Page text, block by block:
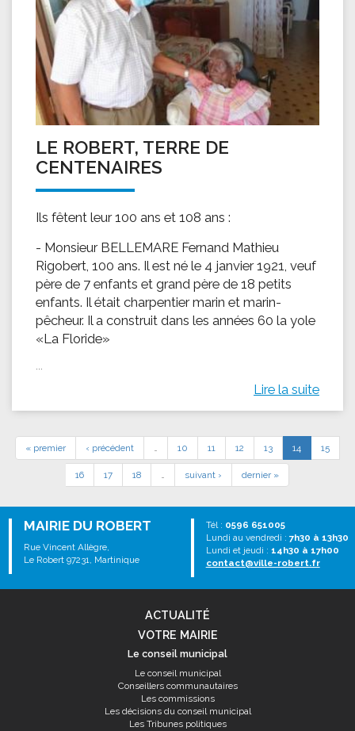
LE ROBERT, TERRE DE
CENTENAIRES
Ils fêtent leur 100 ans et 108 ans :
- Monsieur BELLEMARE Fernand Mathieu
Rigobert, 100 ans. Il est né le 4 janvier 1921, veuf
père de 7 enfants et grand père de 18 petits
enfants. Il était charpentier marin et marin-
pêcheur. Il a construit dans les années 60 la yole
«La Floride»
...
Lire la suite
« premier ‹ précédent … 10 11 12 13 14 15
16 17 18 … suivant › dernier »
MAIRIE DU ROBERT
Rue Vincent Allègre,
Le Robert 97231, Martinique
Tél : 0596 651005
Lundi au vendredi : 7h30 à 13h30
Lundi et jeudi : 14h30 à 17h00
contact@ville-robert.fr
ACTUALITÉ
VOTRE MAIRIE
Le conseil municipal
Le conseil municipal
Conseillers communautaires
Les commissions
Les décisions du conseil municipal
Les Tribunes politiques